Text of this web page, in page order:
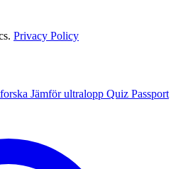
Privacy Policy
Jämför ultralopp Quiz Passport